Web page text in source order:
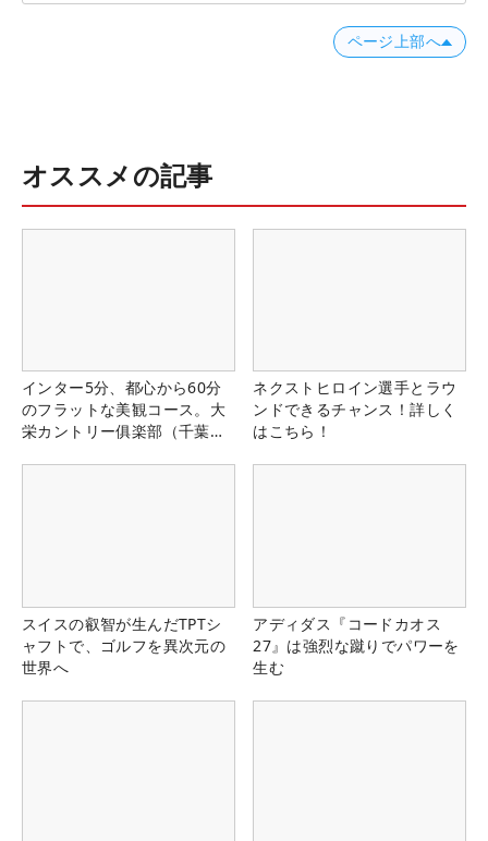
ページ上部へ
オススメの記事
インター5分、都心から60分
のフラットな美観コース。大
栄カントリー俱楽部（千葉
ネクストヒロイン選手とラウ
ンドできるチャンス！詳しく
はこちら！
スイスの叡智が生んだTPTシ
ャフトで、ゴルフを異次元の
世界へ
アディダス『コードカオス
27』は強烈な蹴りでパワーを
生む